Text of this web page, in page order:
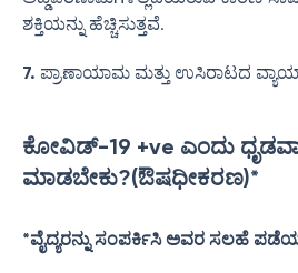
ಶಕ್ತಿಯನ್ನು ಹೆಚ್ಚಿಸುತ್ತವೆ.
7. ಪ್ರಾಣಾಯಾಮ ಮತ್ತು ಉಸಿರಾಟದ
ಕೋವಿಡ್-19 +ve ಎಂದು
ಮಾಡಬೇಕು?(ಔಷಧೀಕರಣ)*
*ವೈದ್ಯರನ್ನು ಸಂಪರ್ಕಿಸಿ ಅವರ ಸಲಹೆ